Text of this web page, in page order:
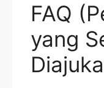
FAQ
yang